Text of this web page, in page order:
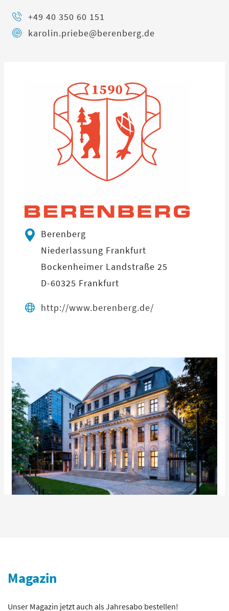
+49 40 350 60 151
karolin.priebe@berenberg.de
Berenberg
Niederlassung Frankfurt
Bockenheimer Landstraße 25
D-60325 Frankfurt
http://www.berenberg.de/
Magazin
Unser Magazin jetzt auch als Jahresabo bestellen!